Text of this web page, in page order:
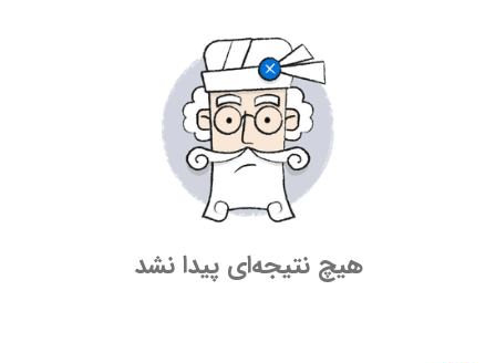
هیچ نتیجه‌ای پیدا نشد